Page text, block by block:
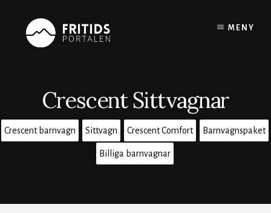
content
MENY
Crescent Sittvagnar
Crescent barnvagn Sittvagn Crescent Comfort Barnvagnspaket
Billiga barnvagnar